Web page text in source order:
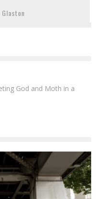
God and Moth in a